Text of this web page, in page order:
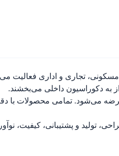
تجاری و اداری فعالیت
به دکوراسیون داخلی می‌بخشند.
می‌شود. تمامی محصولات با
تولید و پشتیبانی، کیفیت،